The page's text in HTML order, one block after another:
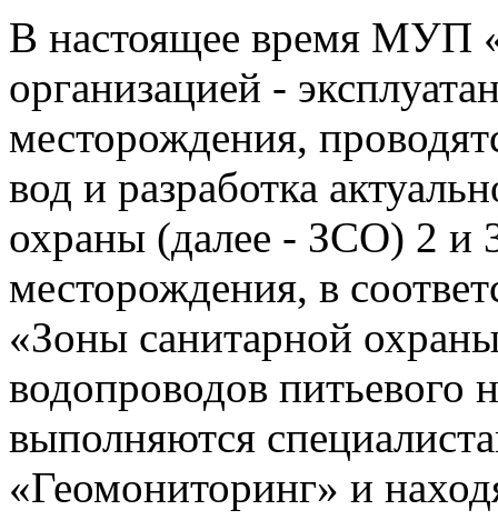
В настоящее время МУП
организацией -
месторождения,
вод и разработка
охраны (далее - ЗСО) 2 и
месторождения, в
«Зоны санитарной
водопроводов питьевого
выполняются
«Геомониторинг» и